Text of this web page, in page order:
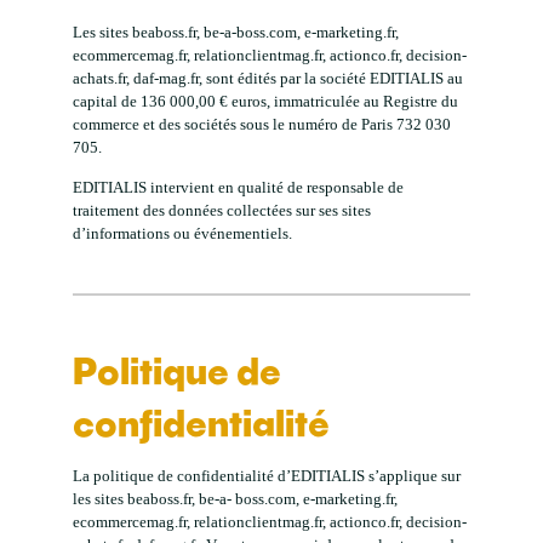
Les sites beaboss.fr, be-a-boss.com, e-marketing.fr,
ecommercemag.fr, relationclientmag.fr, actionco.fr, decision-
achats.fr, daf-mag.fr, sont édités par la société EDITIALIS au
capital de 136 000,00 € euros, immatriculée au Registre du
commerce et des sociétés sous le numéro de Paris 732 030
705.
EDITIALIS intervient en qualité de responsable de
traitement des données collectées sur ses sites
d’informations ou événementiels.
Politique de
confidentialité
La politique de confidentialité d’EDITIALIS s’applique sur
les sites beaboss.fr, be-a- boss.com, e-marketing.fr,
ecommercemag.fr, relationclientmag.fr, actionco.fr, decision-